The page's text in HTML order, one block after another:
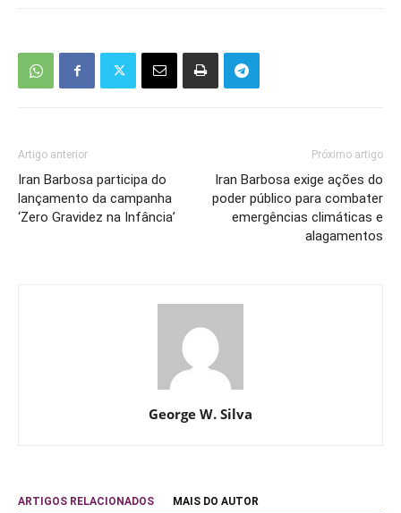
Artigo anterior
Iran Barbosa participa do
lançamento da campanha
‘Zero Gravidez na Infância’
Próximo artigo
Iran Barbosa exige ações do
poder público para combater
emergências climáticas e
alagamentos
George W. Silva
ARTIGOS RELACIONADOS MAIS DO AUTOR